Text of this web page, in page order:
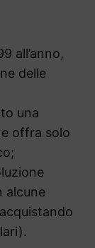
all’anno,
delle
una
offra solo
alcune